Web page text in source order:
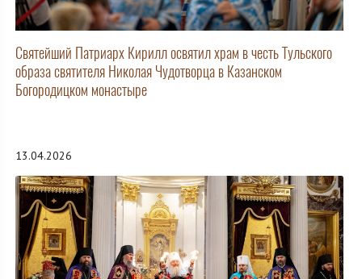
Святейший Патриарх Кирилл освятил храм в честь Тульского
образа святителя Николая Чудотворца в Казанском
Богородицком монастыре
13.04.2026